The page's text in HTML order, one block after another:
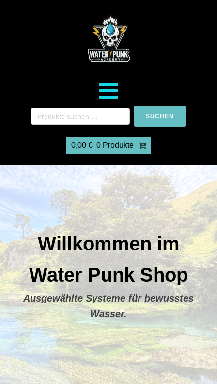
SUCHEN
0,00 € 0 Produkte
Willkommen im
Water Punk Shop
Ausgewählte Systeme für bewusstes
Wasser.